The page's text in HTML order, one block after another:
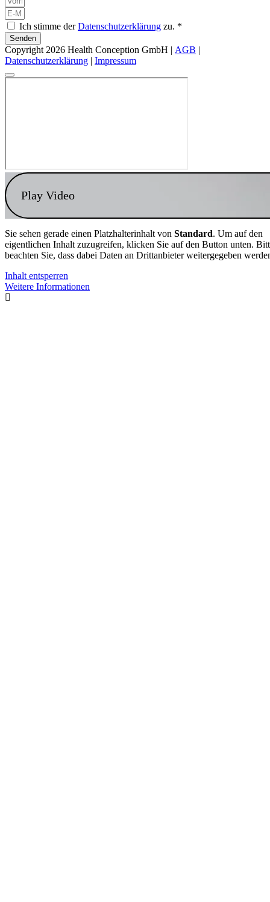
Ich stimme derDatenschutzerklärung zu. *
Senden
Copyright 2026 Health Conception GmbH | AGB |
Datenschutzerklärung | Impressum
Play Video
Sie sehen gerade einen Platzhalterinhalt von Standard. Um auf den
eigentlichen Inhalt zuzugreifen, klicken Sie auf den Button unten.
beachten Sie, dass dabei Daten an Drittanbieter weitergegeben
Inhalt entsperren
Weitere Informationen